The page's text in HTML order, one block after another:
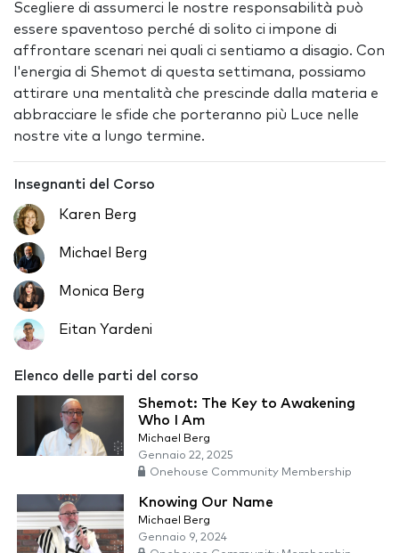
Scegliere di assumerci le nostre responsabilità può
essere spaventoso perché di solito ci impone di
affrontare scenari nei quali ci sentiamo a disagio. Con
l'energia di Shemot di questa settimana, possiamo
attirare una mentalità che prescinde dalla materia e
abbracciare le sfide che porteranno più Luce nelle
nostre vite a lungo termine.
Insegnanti del Corso
Karen Berg
Michael Berg
Monica Berg
Eitan Yardeni
Elenco delle parti del corso
Shemot: The Key to Awakening
Who I Am
Michael Berg
Gennaio 22, 2025
Onehouse Community Membership
Knowing Our Name
Michael Berg
Gennaio 9, 2024